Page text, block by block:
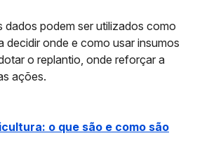
dados podem ser utilizados como
decidir onde e como usar insumos
o replantio, onde reforçar a
ações.
o que são e como são